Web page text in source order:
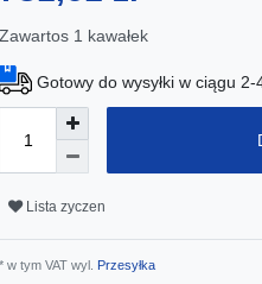
Zawartos 1 kawałek
Gotowy do wysyłki w ciągu 2-
Lista zyczen
* w tym VAT wyl. Przesyłka